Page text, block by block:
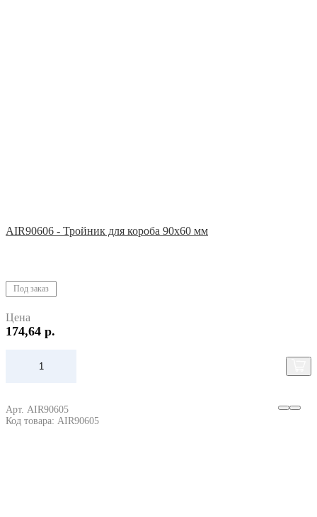
AIR90606 - Тройник для короба 90х60 мм
Под заказ
Цена
174,64 р.
Арт. AIR90605
Код товара: AIR90605